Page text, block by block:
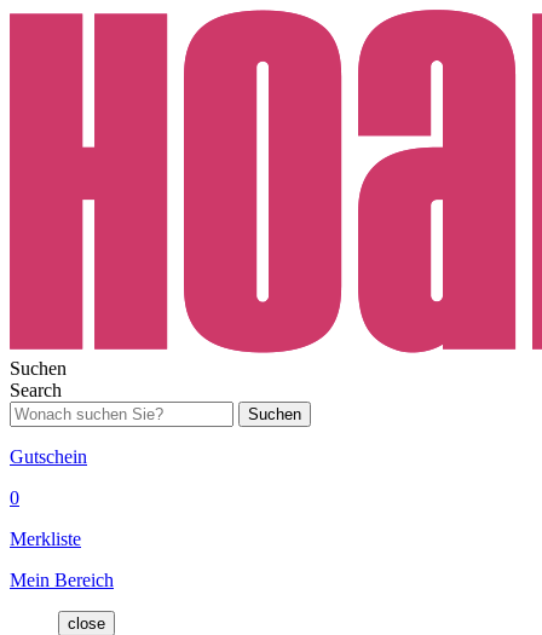
Suchen
Search
Suchen
Gutschein
0
Merkliste
Mein Bereich
close